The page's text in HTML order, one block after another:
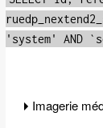
'system' AND
Imagerie